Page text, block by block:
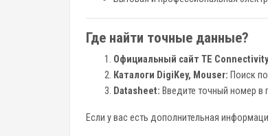
Где найти точные данные?
Официальный сайт TE
Каталоги DigiKey, Mouser: Поиск
Datasheet: Введите точный номер в
Если у вас есть дополнительная